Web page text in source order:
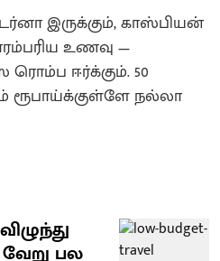
இருக்கும், காஸ்பியன்
உணவு —
ஈர்க்கும். 50
ரூபாய்க்குள்ளே நல்லா
பல